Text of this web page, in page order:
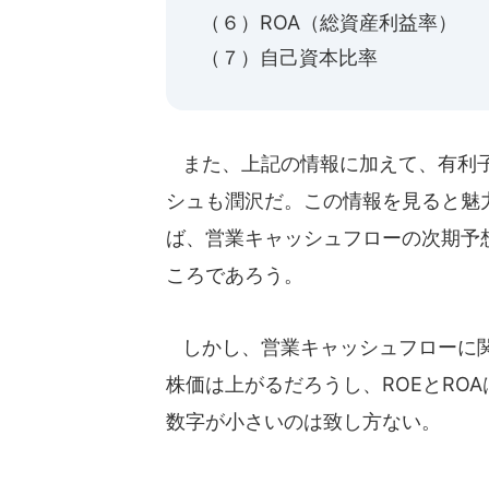
（６）ROA（総資産利益率
（７）自己資本比率
また、上記の情報に加えて、有利
シュも潤沢だ。この情報を見ると
ば、営業キャッシュフローの次期
ころであろう。
しかし、営業キャッシュフローに
株価は上がるだろうし、ROEと
数字が小さいのは致し方ない。